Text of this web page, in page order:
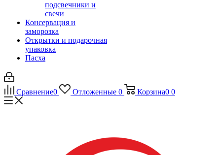
подсвечники и
свечи
Консервация и
заморозка
Открытки и подарочная
упаковка
Пасха
Сравнение0 Отложенные 0 Корзина0 0